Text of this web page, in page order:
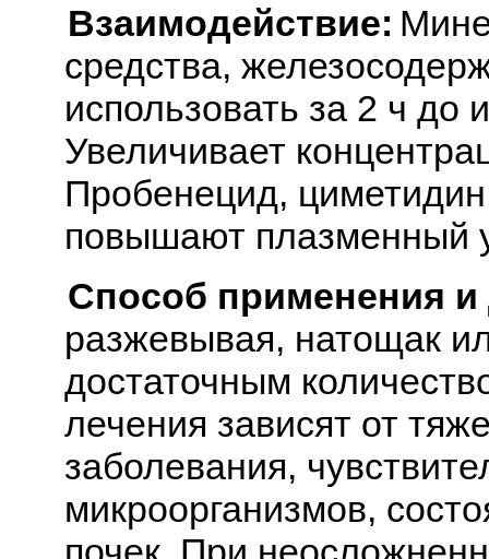
Взаимодействие:
средства,
использовать за 2 ч до
Увеличивает
Пробенецид,
повышают плазменный
Способ применения
разжевывая, натощак
достаточным
лечения зависят от
заболевания,
микроорганизмов,